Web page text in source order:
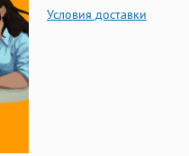
Условия доставки